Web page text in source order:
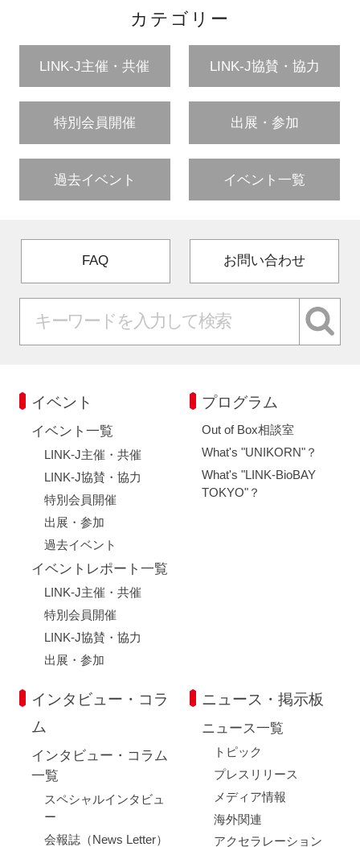
カテゴリー
LINK-J主催・共催 LINK-J協賛・協力
特別会員開催 出展・参加
過去イベント イベント一覧
FAQ お問い合わせ
イベント
イベント一覧
LINK-J主催・共催
LINK-J協賛・協力
特別会員開催
出展・参加
過去イベント
イベントレポート一覧
LINK-J主催・共催
特別会員開催
LINK-J協賛・協力
出展・参加
プログラム
Out of Box相談室
What's "UNIKORN"？
What's "LINK-BioBAY
TOKYO"？
インタビュー・コラ
ム
インタビュー・コラム
一覧
スペシャルインタビュ
ー
会報誌（News Letter）
ニュース・掲示板
ニュース一覧
トピック
プレスリリース
メディア情報
海外関連
アクセラレーション